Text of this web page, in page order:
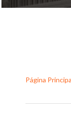
Página